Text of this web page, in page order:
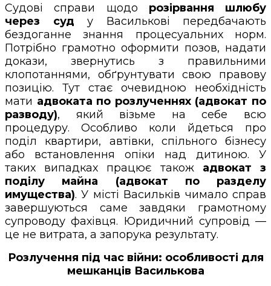
Судові справи щодо розірвання шлюбу
через суд у Василькові передбачають
бездоганне знання процесуальних норм.
Потрібно грамотно оформити позов, надати
докази, звернутись з правильними
клопотаннями, обґрунтувати свою правову
позицію. Тут стає очевидною необхідність
мати адвоката по розлученнях (адвокат по
разводу), який візьме на себе всю
процедуру. Особливо коли йдеться про
поділ квартири, автівки, спільного бізнесу
або встановлення опіки над дитиною. У
таких випадках працює також адвокат з
поділу майна (адвокат по разделу
имущества). У місті Васильків чимало справ
завершуються саме завдяки грамотному
супроводу фахівця. Юридичний супровід —
це не витрата, а запорука результату.
Розлучення під час війни: особливості для
мешканців Василькова